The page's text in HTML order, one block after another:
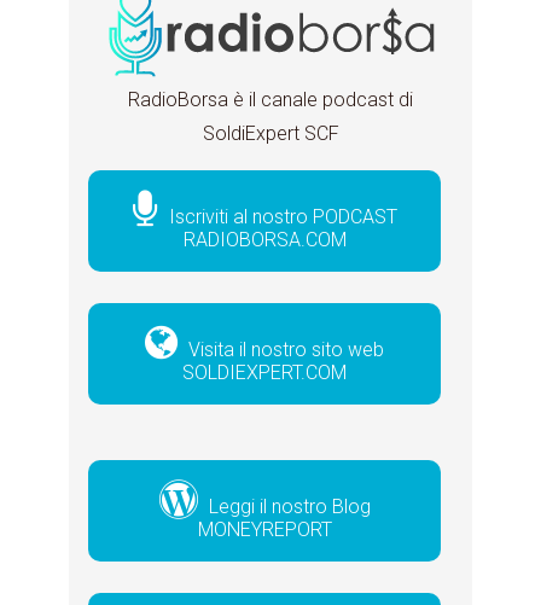
RadioBorsa è il canale podcast di
SoldiExpert SCF
Iscriviti al nostro PODCAST
RADIOBORSA.COM
Visita il nostro sito web
SOLDIEXPERT.COM
Leggi il nostro Blog
MONEYREPORT